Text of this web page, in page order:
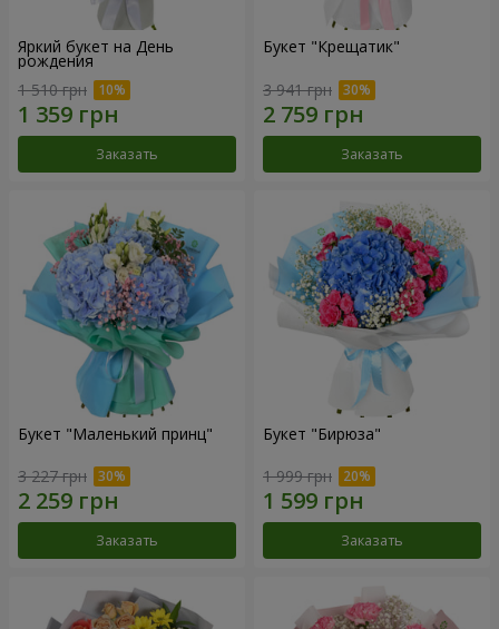
Яркий букет на День
рождения
1 510 грн
Заказать
Букет "Крещатик"
3 941 грн
Заказать
Букет "Маленький принц"
3 227 грн
Заказать
Букет "Бирюза"
1 999 грн
Заказать